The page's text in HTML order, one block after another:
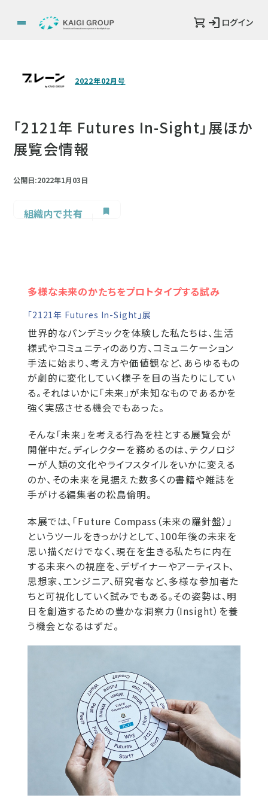
ログイン
2022年02月号
「2121年 Futures In-Sight」展ほか
展覧会情報
公開日:2022年1月03日
組織内で共有
多様な未来のかたちをプロトタイプする試み
「2121年 Futures In-Sight」展
世界的なパンデミックを体験した私たちは、生活
様式やコミュニティのあり方、コミュニケーション
手法に始まり、考え方や価値観など、あらゆるもの
が劇的に変化していく様子を目の当たりにしてい
る。それはいかに「未来」が未知なものであるかを
強く実感させる機会でもあった。
そんな「未来」を考える行為を柱とする展覧会が
開催中だ。ディレクターを務めるのは、テクノロジ
ーが人類の文化やライフスタイルをいかに変える
のか、その未来を見据えた数多くの書籍や雑誌を
手がける編集者の松島倫明。
本展では、「Future Compass（未来の羅針盤）」
というツールをきっかけとして、100年後の未来を
思い描くだけでなく、現在を生きる私たちに内在
する未来への視座を、デザイナーやアーティスト、
思想家、エンジニア、研究者など、多様な参加者た
ちと可視化していく試みでもある。その姿勢は、明
日を創造するための豊かな洞察力（Insight）を養
う機会となるはずだ。